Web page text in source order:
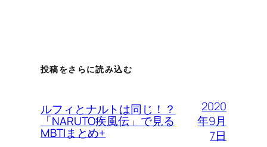
投稿をさらに読み込む
ルフィとナルトは同じ！？
「NARUTO疾風伝」で見る
MBTIまとめ+
2020
年9月
7日